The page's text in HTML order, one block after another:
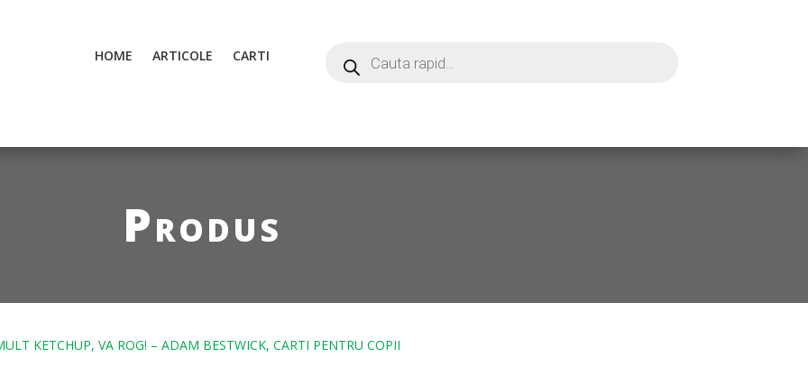
HOME ARTICOLE CARTI
Produs
KETCHUP, VA ROG! – ADAM BESTWICK, CARTI PENTRU COPII